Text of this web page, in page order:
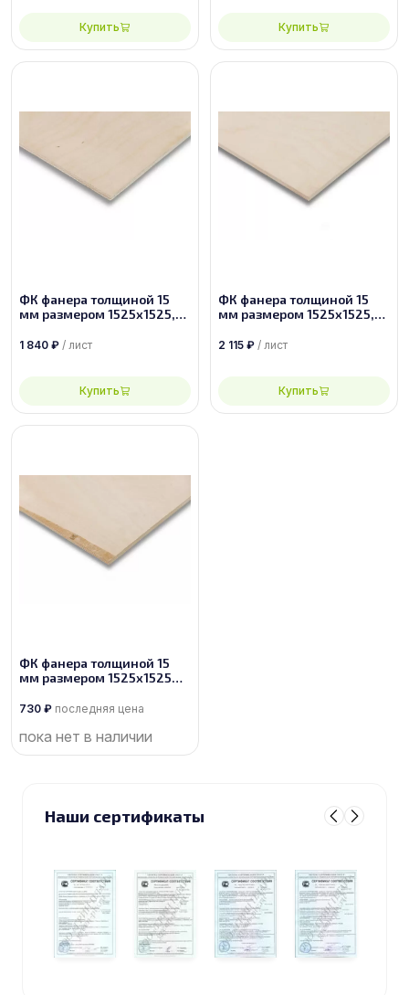
Купить Купить
ФК фанера толщиной 15
мм размером 1525х1525,
1 840 ₽ / лист
Купить
ФК фанера толщиной 15
мм размером 1525х1525,
2 115 ₽ / лист
Купить
ФК фанера толщиной 15
мм размером 1525х1525
730 ₽ последняя цена
пока нет в наличии
Наши сертификаты